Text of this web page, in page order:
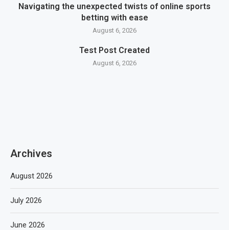
Navigating the unexpected twists of online sports
betting with ease
August 6, 2026
Test Post Created
August 6, 2026
Archives
August 2026
July 2026
June 2026